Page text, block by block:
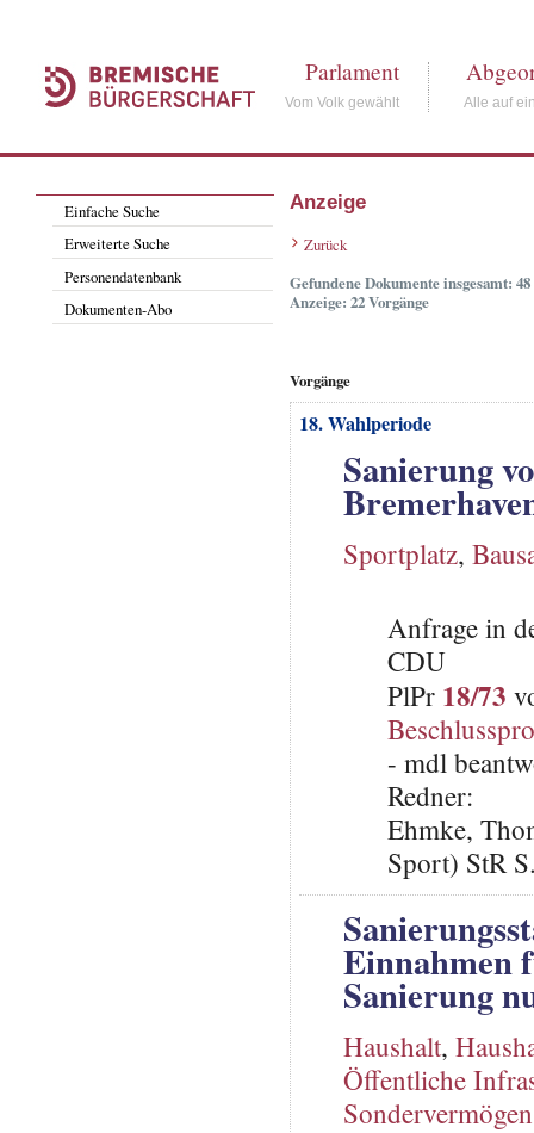
Parlament
Vom Volk gewählt Alle auf
Einfache Suche
Erweiterte Suche
Personendatenbank
Dokumenten-Abo
Anzeige
Zurück
Gefundene Dokumente insgesamt: 48
Anzeige: 22 Vorgänge
Vorgänge
18. Wahlperiode
Sanierung
Sportplatz,
Anfrage in
CDU
PlPr 18/73
- mdl
Redner:
Ehmke,
Sport) StR
Einnahmen
Sanierung
Haushalt,
Öffentliche